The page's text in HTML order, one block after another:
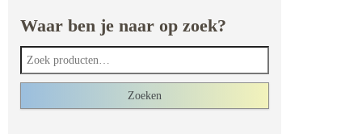
Waar ben je naar op zoek?
Zoeken naar:
Zoeken